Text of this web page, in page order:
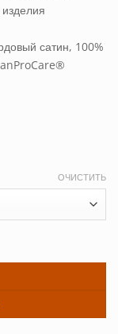
сатин, 100%
ОЧИСТИТЬ